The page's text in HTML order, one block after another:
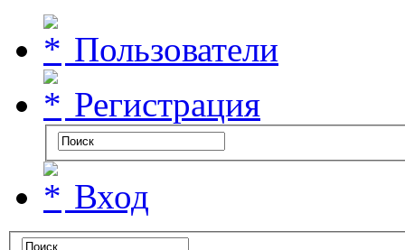
Пользователи
Регистрация
Вход